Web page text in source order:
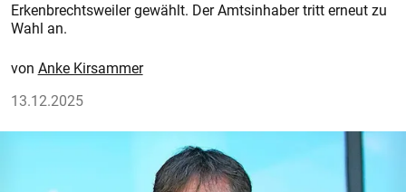
Erkenbrechtsweiler gewählt. Der Amtsinhaber tritt erneut zu
Wahl an.
Anke Kirsammer
13.12.2025